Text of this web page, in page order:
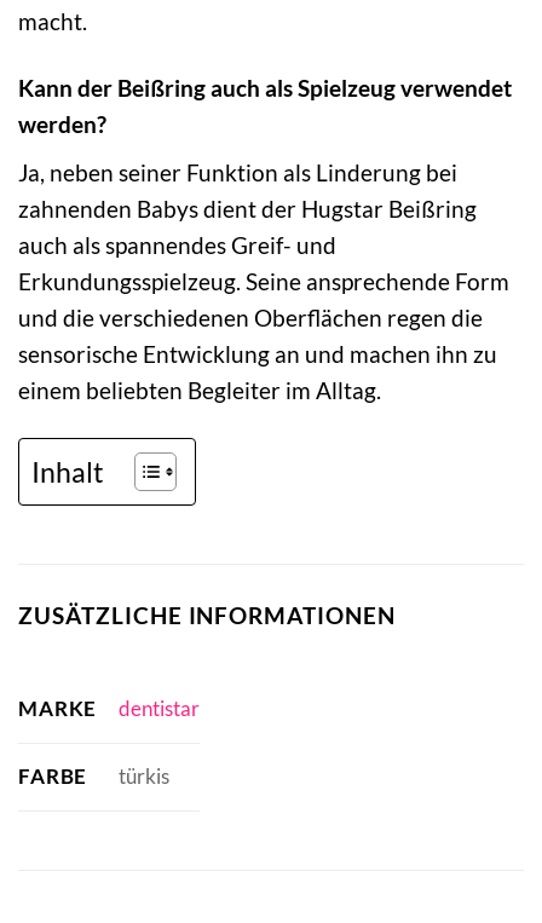
macht.
Kann der Beißring auch als Spielzeug verwendet
werden?
Ja, neben seiner Funktion als Linderung bei
zahnenden Babys dient der Hugstar Beißring
auch als spannendes Greif- und
Erkundungsspielzeug. Seine ansprechende Form
und die verschiedenen Oberflächen regen die
sensorische Entwicklung an und machen ihn zu
einem beliebten Begleiter im Alltag.
Inhalt
ZUSÄTZLICHE INFORMATIONEN
MARKE dentistar
FARBE türkis